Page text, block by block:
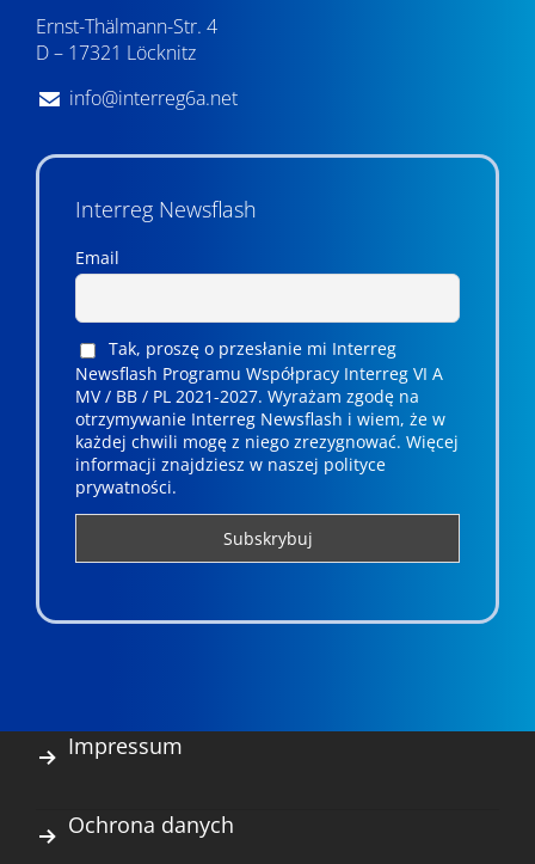
Ernst-Thälmann-Str. 4
D – 17321 Löcknitz
info@interreg6a.net
Interreg Newsflash
Email
Tak, proszę o przesłanie mi Interreg
Newsflash Programu Współpracy Interreg VI A
MV / BB / PL 2021-2027. Wyrażam zgodę na
otrzymywanie Interreg Newsflash i wiem, że w
każdej chwili mogę z niego zrezygnować. ­­Więcej
informacji znajdziesz w naszej polityce
prywatności.
Impressum
Ochrona danych